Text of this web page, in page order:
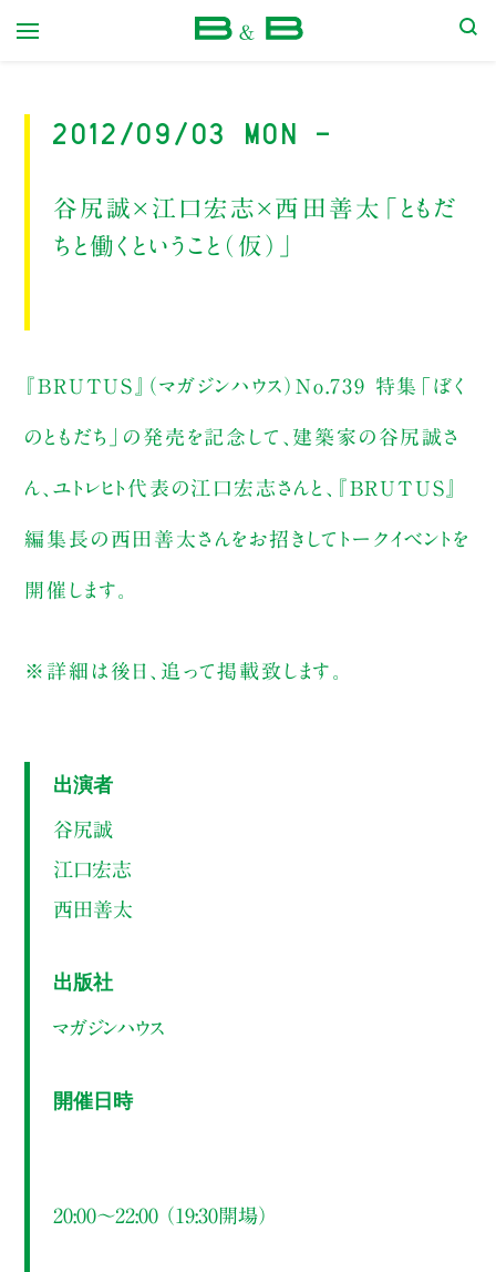
2012/09/03 Mon -
谷尻誠×江口宏志×西田善太「ともだ
ちと働くということ（仮）」
『BRUTUS』（マガジンハウス）No.739 特集「ぼく
のともだち」の発売を記念して、建築家の谷尻誠さ
ん、ユトレヒト代表の江口宏志さんと、『BRUTUS』
編集長の西田善太さんをお招きしてトークイベントを
開催します。
※詳細は後日、追って掲載致します。
出演者
谷尻誠
江口宏志
西田善太
出版社
マガジンハウス
開催日時
20:00～22:00 （19:30開場）